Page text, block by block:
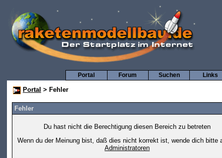
Links
Suchen
Forum
Portal
Portal > Fehler
Fehler
Du hast nicht die Berechtigung diesen Bereich zu betreten
Wenn du der Meinung bist, daß dies nicht korrekt ist, wende dich bitte
Administratoren